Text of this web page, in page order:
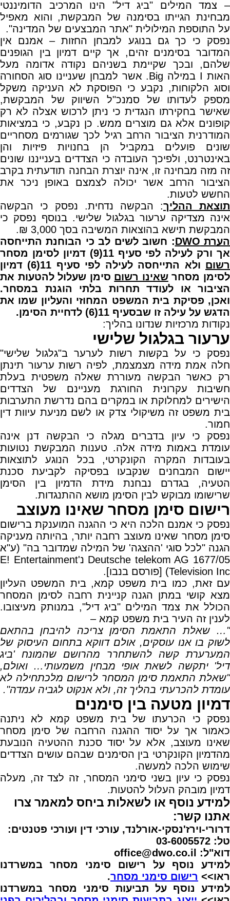
– צמד המילים "ביג דיל" הינו המרכיב הדומיננטי
מבחינת הגייתו בסימנה של המבקשת, והוא מאפיל
על התוספת המילולית "אתר המבצעים של המדינה".
נפסק כי כך גם בנוגע למבחן החזות – אמנם אין
המדובר בסימנים זהים, אך קיים דמיון בין הגופנים
שלהם, ובכך שקיימת בשניהם נקודה אדומה מעל
האות I במילה Big. אשר למבחן שעניינו סוג הסחורה
וסוג הלקוחות, נקבע כי הפוסקת לא העניקה משקל
מספק לעדותו של סמנכ"ל השיווק של המבקשת,
שאישר בחקירתו הנגדית כי ניתן לרכוש אצלה לא רק
קופונים אלא גם מוצרים ממש. כן נקבע, כי במציאות
המודרנית הציבור הרחב רגיל לכך שגורמים מסחריים
שונים פועלים במקביל הן בחנויות פיזיות והן
באינטרנט, ולפיכך העובדה כי הצדדים בענייננו שונים
זה מזה מבחינה זו, אינה יוצרת הבחנה תודעתית בקרב
הציבור הרחב אשר יכולה לצמצם באופן ניכר את
החשש לטעות.
תוצאת ההליך: הבקשה נדחית. נפסק כי הבקשה
אינה מצדיקה ערעור בגלגול שלישי. בנוסף נפסק כי
המבקשת תישא בהוצאות המשיבה בסך 3,000 ₪.
הערת DWO
: חשוב לשים לב כי הבוחנת התייחסה
אך ורק לעילה לפי סעיף 11(9) דמיון לסימן מסחר
רשום
ולא התייחסה לעילה לפי סעיף 11(6) דמיון
לסימן מסחרשאינו רשום סימן שעלול להטעות את
הציבור או לעודד תחרות בלתי הוגנת במסחר.
ואכן, פסיקת בית המשפט המחוזי והעליון שמו את
הדגש על עילה זו שבסעיף 11(6) לדחיית הסימן.
נקודות מרכזיות שנדונו בהליך:
ערעור בגלגול שלישי
נפסק כי על בקשות רשות לערער ב"גלגול שלישי"
חלה אמת מידה מצמצמת, לפיה רשות ערעור תינתן
רק כאשר הבקשה מעוררת שאלה משפטית בעלת
חשיבות עקרונית החורגת מעניינם של הצדדים
הישירים למחלוקת או במקרים בהם נדרשת התערבות
בית משפט זה משיקולי צדק או לשם מניעת עיוות דין
חמור.
נפסק כי עיון בדברים מגלה כי הבקשה דנן אינה
עומדת באמות מידה אלה. טענות המבקשת נטועות
בעובדות המקרה הקונקרטי, בכל הנוגע לתוצאות
יישום המבחנים שנקבעו בפסיקה לקביעת סכנת
הטעיה, בגדרם נבחנת מידת הדמיון בין הסימן
שרישומו מבוקש לבין הסימן מושא ההתנגדות.
רישום סימן מסחר שאינו מעוצב
נפסק כי אמנם הלכה היא כי ההגנה המוענקת ברישום
סימן מסחר שאינו מעוצב רחבה יותר, בהיותה מעניקה
הגנה "לכל סוגי 'ההצגה' של המילה שמדובר בה" (ע"א
1677/05‏‏Deutsche telekom AG ‎ נ'‏E! Entertainment
Television Inc) [פורסם בנבו].
עם זאת, כמו בית משפט קמא, בית המשפט העליון
מצא קושי במתן הגנה קניינית רחבה לסימן המסחר
הכולל את צמד המילים "ביג דיל", במנותק מעיצובו.
לענין זה העיר בית משפט קמא –
"… שאלת התאמת הסימן צריכה להיבחן בהתאם
לשוק בו אנו עוסקים, אולם דווקא בתחום העיסוק של
המערערת קשה להשתחרר מהרושם שהמונח 'ביג
דיל' יתקשה לשאת אופי מבחין משמעותי… ואולם,
"שאלת התאמת סימן המסחר לרישום מלכתחילה לא
עומדת להכרעתי בהליך זה, ולא אנקוט לגביה עמדה".
דמיון מטעה בין סימנים
נפסק כי הכרעתו של בית משפט קמא לא ניתנה
כאמור אך על יסוד ההגנה הרחבה של סימן מסחר
שאינו מעוצב, אלא על יסוד סכנת ההטעיה הנובעת
מהדמיון הקונקרטי בין הסימנים שבהם עושים הצדדים
שימוש הלכה למעשה.
נפסק כי עיון בשני סימני המסחר, זה לצד זה, מעלה
דמיון מובהק העלול להטעות.
למידע נוסף או לשאלות ביחס למאמר צרו
אתנו קשר:
דרורי-וירז'נסקי-אורלנד, עורכי דין ועורכי פטנטים:
טל: 03-6005572
דוא"ל: office@dwo.co.il
למידע נוסף על רישום סימני מסחר במשרדנו
ראו>> רישום סימני מסחר.
למידע נוסף על תביעות סימני מסחר במשרדנו